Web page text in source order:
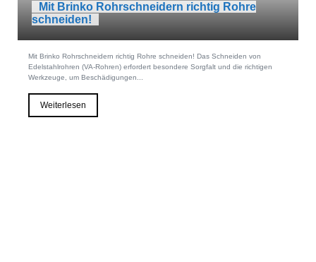
Mit Brinko Rohrschneidern richtig Rohre
schneiden!
Mit Brinko Rohrschneidern richtig Rohre schneiden! Das Schneiden von
Edelstahlrohren (VA-Rohren) erfordert besondere Sorgfalt und die richtigen
Werkzeuge, um Beschädigungen...
Weiterlesen